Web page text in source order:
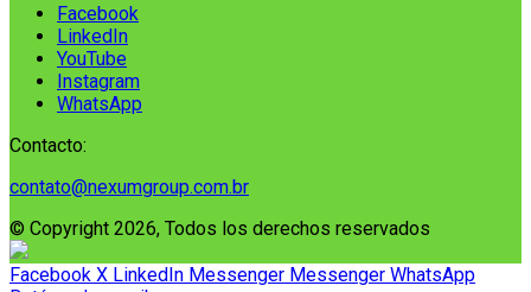
Facebook
LinkedIn
YouTube
Instagram
WhatsApp
Contacto:
contato@nexumgroup.com.br
© Copyright 2026, Todos los derechos reservados
Facebook X LinkedIn Messenger Messenger WhatsApp